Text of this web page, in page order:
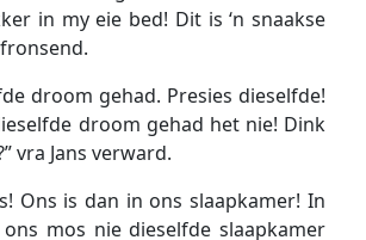
in my eie bed! Dit is ‘n snaakse
droom gehad. Presies dieselfde!
droom gehad het nie! Dink
vra Jans verward.
Ons is dan in ons slaapkamer! In
mos nie dieselfde slaapkamer